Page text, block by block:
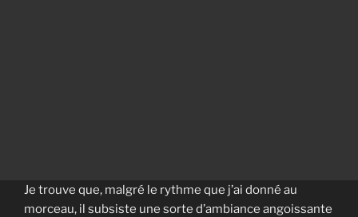
Je trouve que, malgré le rythme que j’ai donné au
morceau, il subsiste une sorte d’ambiance angoissante